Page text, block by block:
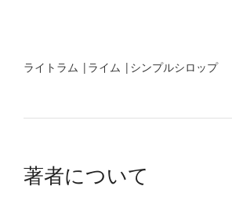
ライトラム |ライム |シンプルシロップ
著者について